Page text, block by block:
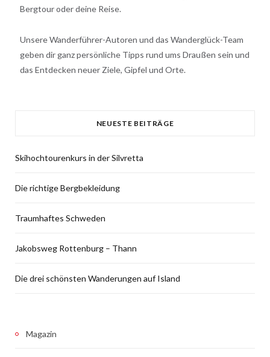
Bergtour oder deine Reise.
Unsere Wanderführer-Autoren und das Wanderglück-Team
geben dir ganz persönliche Tipps rund ums Draußen sein und
das Entdecken neuer Ziele, Gipfel und Orte.
NEUESTE BEITRÄGE
Skihochtourenkurs in der Silvretta
Die richtige Bergbekleidung
Traumhaftes Schweden
Jakobsweg Rottenburg – Thann
Die drei schönsten Wanderungen auf Island
Magazin